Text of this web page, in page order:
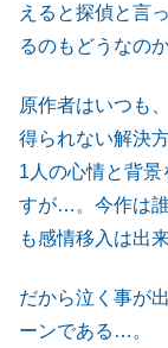
えると探偵と言
るのもどうなの
原作者はいつも
得られない解決
1人の心情と背
すが…。今作は
も感情移入は出
だから泣く事が
ーンである…。